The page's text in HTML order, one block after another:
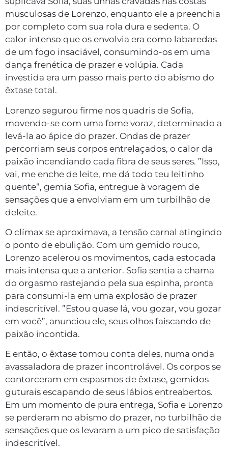
musculosas de Lorenzo, enquanto ele a preenchia
por completo com sua rola dura e sedenta. O
calor intenso que os envolvia era como labaredas
de um fogo insaciável, consumindo-os em uma
dança frenética de prazer e volúpia. Cada
investida era um passo mais perto do abismo do
êxtase total.
Lorenzo segurou firme nos quadris de Sofia,
movendo-se com uma fome voraz, determinado a
levá-la ao ápice do prazer. Ondas de prazer
percorriam seus corpos entrelaçados, o calor da
paixão incendiando cada fibra de seus seres. ”Isso,
vai, me enche de leite, me dá todo teu leitinho
quente”, gemia Sofia, entregue à voragem de
sensações que a envolviam em um turbilhão de
deleite.
O clímax se aproximava, a tensão carnal atingindo
o ponto de ebulição. Com um gemido rouco,
Lorenzo acelerou os movimentos, cada estocada
mais intensa que a anterior. Sofia sentia a chama
do orgasmo rastejando pela sua espinha, pronta
para consumi-la em uma explosão de prazer
indescritível. ”Estou quase lá, vou gozar, vou gozar
em você”, anunciou ele, seus olhos faiscando de
paixão incontida.
E então, o êxtase tomou conta deles, numa onda
avassaladora de prazer incontrolável. Os corpos se
contorceram em espasmos de êxtase, gemidos
guturais escapando de seus lábios entreabertos.
Em um momento de pura entrega, Sofia e Lorenzo
se perderam no abismo do prazer, no turbilhão de
sensações que os levaram a um pico de satisfação
indescritível.